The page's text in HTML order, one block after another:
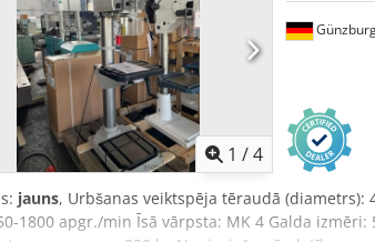
1 /4
jauns, Urbšanas veiktspēja tēraudā
1800 apgr./min Īsā vārpsta: MK 4 Galda